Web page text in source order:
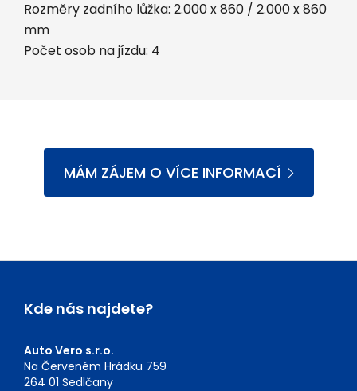
Rozměry zadního lůžka: 2.000 x 860 / 2.000 x 860
mm
Počet osob na jízdu: 4
MÁM ZÁJEM O VÍCE INFORMACÍ
Kde nás najdete?
Auto Vero s.r.o.
Na Červeném Hrádku 759
264 01 Sedlčany